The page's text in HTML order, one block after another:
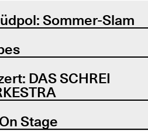
Sommer-Slam
DAS SCHREI
Stage